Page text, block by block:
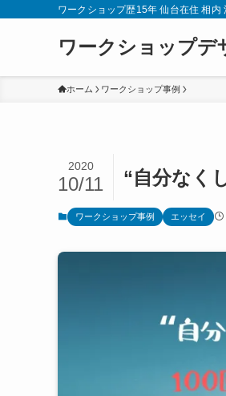
ワークショップ歴15年 仙台在住 相
ワークショップデ
ホーム ワークショップ事例
“自分なく
2020
10/11
ワークショップ事例 エッセイ